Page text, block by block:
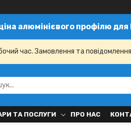
алюмінієвого профілю для
час. Замовлення та
ТА ПОСЛУГИ ПРО НАС